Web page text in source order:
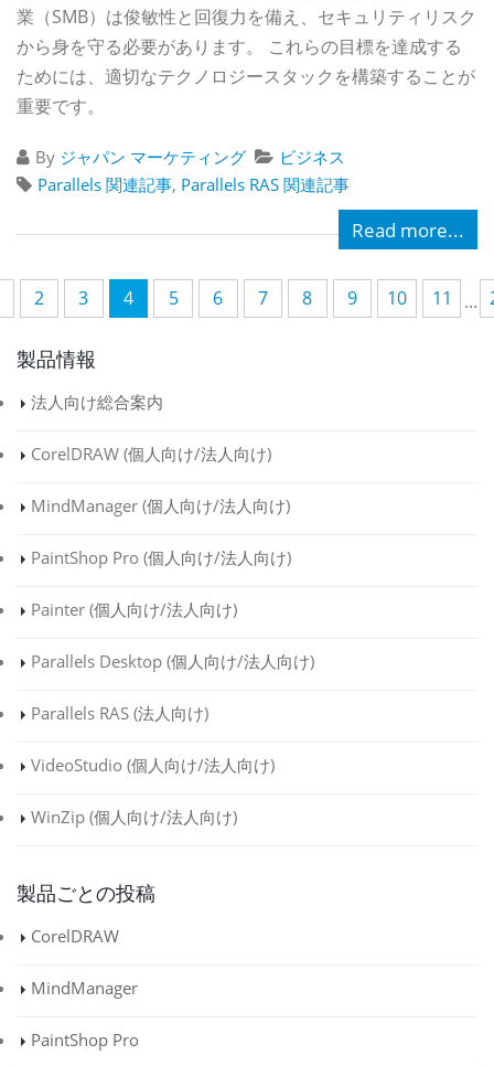
業（SMB）は俊敏性と回復力を備え、セキュリティリスク
から身を守る必要があります。 これらの目標を達成する
ためには、適切なテクノロジースタックを構築することが
重要です。
By ジャパン マーケティング
ビジネス
Parallels 関連記事, Parallels RAS 関連記事
Read more...
2 3 4 5 6 7 8 9 10 11 ...
製品情報
法人向け総合案内
CorelDRAW (個人向け/法人向け)
MindManager (個人向け/法人向け)
PaintShop Pro (個人向け/法人向け)
Painter (個人向け/法人向け)
Parallels Desktop (個人向け/法人向け)
Parallels RAS (法人向け)
VideoStudio (個人向け/法人向け)
WinZip (個人向け/法人向け)
製品ごとの投稿
CorelDRAW
MindManager
PaintShop Pro